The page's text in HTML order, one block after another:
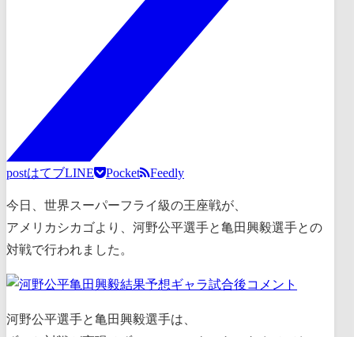
postはてブLINE Pocket Feedly
今日、世界スーパーフライ級の王座戦が、
アメリカシカゴより、河野公平選手と亀田興毅選手との
対戦で行われました。
河野公平選手と亀田興毅選手は、